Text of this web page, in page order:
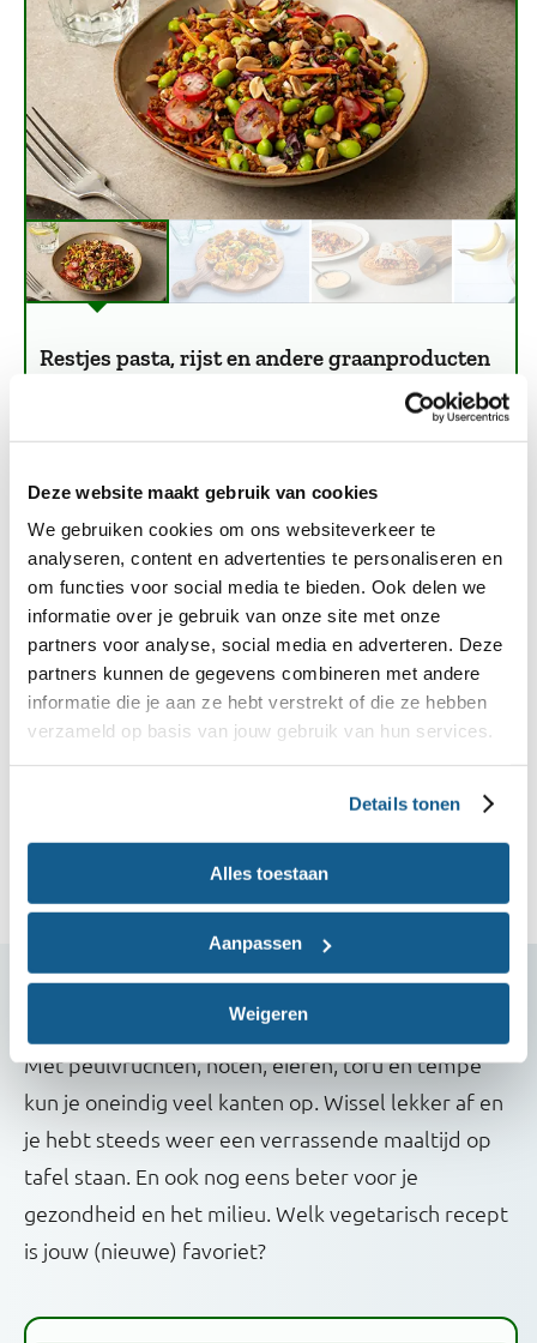
Deze website maakt gebruik van cookies
We gebruiken cookies om ons websiteverkeer te
analyseren, content en advertenties te personaliseren en
om functies voor social media te bieden. Ook delen we
informatie over je gebruik van onze site met onze
partners voor analyse, social media en adverteren. Deze
partners kunnen de gegevens combineren met andere
informatie die je aan ze hebt verstrekt of die ze hebben
verzameld op basis van jouw gebruik van hun services.
Details tonen
Alles toestaan
Aanpassen
Weigeren
Restjes pasta, rijst en andere graanproducten
Te veel rijst of pasta gekookt? Geen probleem, je zet
er gewoon een nieuwe maaltijd mee op tafel. Deze
crispy rice saladis daar het smakelijke voorbeeld van.
Bekijk ook:
Koken met restjes
Bewaartips voor koelkast, vriezer en voorraadkast
Hoe kook je precies genoeg pasta, rijst of
aardappelen?
Voedselverspilling voorkomen
Hoe kan ik lekker koken voor 1 of 2 personen?
Meer tips en inspiratie voor restjes
Variatie op tafel: ga eens voor vega
Met peulvruchten, noten, eieren, tofu en tempé
kun je oneindig veel kanten op. Wissel lekker af en
je hebt steeds weer een verrassende maaltijd op
tafel staan. En ook nog eens beter voor je
gezondheid en het milieu. Welk vegetarisch recept
is jouw (nieuwe) favoriet?